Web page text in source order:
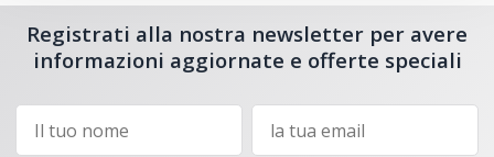
Registrati alla nostra newsletter per avere
informazioni aggiornate e offerte speciali